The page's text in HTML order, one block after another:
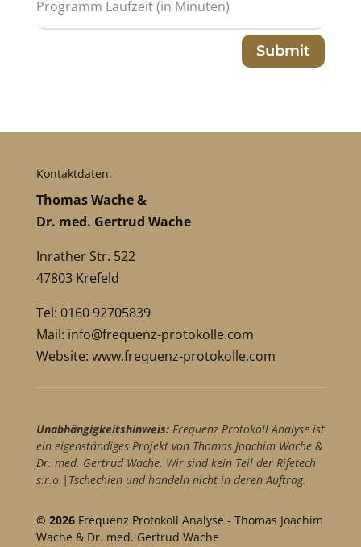
Submit
Kontaktdaten:
Thomas Wache &
Dr. med. Gertrud Wache
Inrather Str. 522
47803 Krefeld
Tel: 0160 92705839
Mail: info@frequenz-protokolle.com
Website: www.frequenz-protokolle.com
Unabhängigkeitshinweis:Frequenz Protokoll Analyse ist
ein eigenständiges Projekt von Thomas Joachim Wache &
Dr. med. Gertrud Wache. Wir sind kein Teil der Rifetech
s.r.o.|Tschechien und handeln nicht in deren Auftrag.
© 2026 Frequenz Protokoll Analyse - Thomas Joachim
Wache & Dr. med. Gertrud Wache